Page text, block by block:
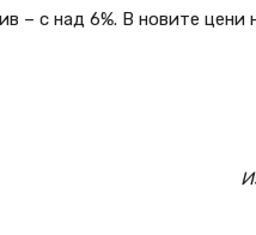
– с над 6%. В новите цени